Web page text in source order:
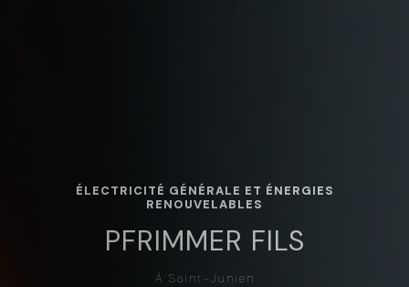
ÉLECTRICITÉ GÉNÉRALE ET ÉNERGIES
RENOUVELABLES
PFRIMMER FILS
À Saint-Junien